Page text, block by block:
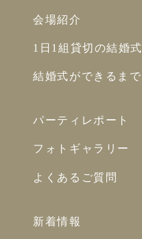
会場紹介
1日1組貸切の結婚式
結婚式ができるまで
パーティレポート
フォトギャラリー
よくあるご質問
新着情報